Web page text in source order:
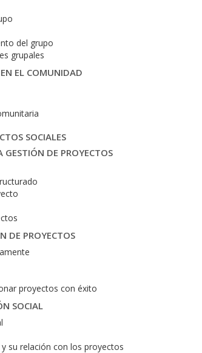
del grupo
grupales
EL COMUNIDAD
SOCIALES
DE PROYECTOS
DE PROYECTOS
proyectos con éxito
SOCIAL
su relación con los proyectos